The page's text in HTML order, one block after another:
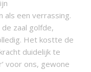
als een verrassing.
zaal golfde,
Het kostte de
duidelijk te
voor ons, gewone